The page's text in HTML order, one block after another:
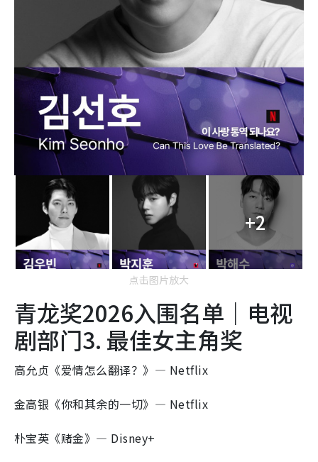
+2
点击图片放大
青龙奖2026入围名单｜电视
剧部门3. 最佳女主角奖
高允贞《爱情怎么翻译？》— Netflix
金高银《你和其余的一切》— Netflix
朴宝英《赌金》— Disney+